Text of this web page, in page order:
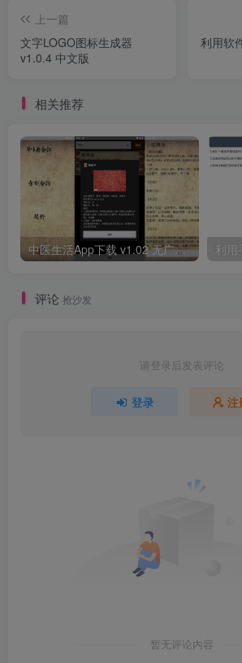
上一篇
文字LOGO图标生成器
v1.0.4 中文版
利用软
相关推荐
中医生活App下载 v1.02 无广告版 利用
评论 抢沙发
请登录后发表评论
登录 注
暂无评论内容